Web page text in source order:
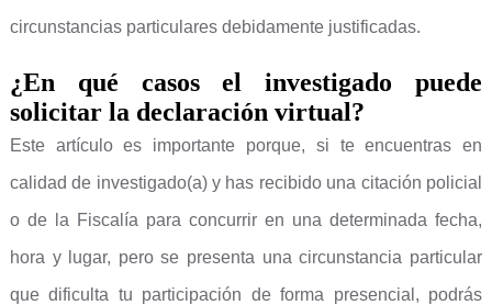
circunstancias particulares debidamente justificadas.
¿En qué casos el investigado puede
solicitar la declaración virtual?
Este artículo es importante porque, si te encuentras en
calidad de investigado(a) y has recibido una citación policial
o de la Fiscalía para concurrir en una determinada fecha,
hora y lugar, pero se presenta una circunstancia particular
que dificulta tu participación de forma presencial, podrás